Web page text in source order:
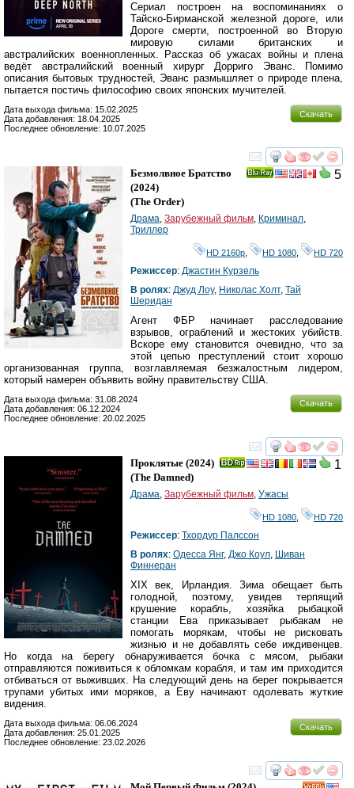
Сериал построен на воспоминаниях о
Тайско-Бирманской железной дороге, или
Дороге смерти, построенной во Вторую
мировую силами британских и
австралийских военнопленных. Рассказ об ужасах войны и плена
ведёт австралийский военный хирург Дорриго Эванс. Помимо
описания бытовых трудностей, Эванс размышляет о природе плена,
пытается постичь философию своих японских мучителей.
Скачать
Дата выхода фильма: 15.02.2025
Дата добавления: 18.04.2025
Последнее обновление: 10.07.2025
смотреть
5
Безмолвное Братство
(2024)
(The Order)
Драма, Зарубежный фильм, Криминал,
Триллер
HD 2160р HD 1080 HD 720
Режиссер: Джастин Курзель
В ролях: Джуд Лоу, Николас Холт, Тай
Шеридан
Агент ФБР начинает расследование
взрывов, ограблений и жестоких убийств.
Вскоре ему становится очевидно, что за
этой цепью преступлений стоит хорошо
организованная группа, возглавляемая безжалостным лидером,
который намерен объявить войну правительству США.
Скачать
Дата выхода фильма: 31.08.2024
Дата добавления: 06.12.2024
Последнее обновление: 20.02.2025
смотреть
1
Проклятые (2024)
(The Damned)
Драма, Зарубежный фильм, Ужасы
HD 1080 HD 720
Режиссер: Тхордур Палссон
В ролях: Одесса Янг, Джо Коул, Шиван
Финнеран
XIX век, Ирландия. Зима обещает быть
голодной, поэтому, увидев терпящий
крушение корабль, хозяйка рыбацкой
станции Ева приказывает рыбакам не
помогать морякам, чтобы не рисковать
жизнью и не добавлять себе иждивенцев.
Но когда на берегу обнаруживается бочка с мясом, рыбаки
отправляются поживиться к обломкам корабля, и там им приходится
отбиваться от выживших. На следующий день на берег покрывается
трупами убитых ими моряков, а Еву начинают одолевать жуткие
видения.
Скачать
Дата выхода фильма: 06.06.2024
Дата добавления: 25.01.2025
Последнее обновление: 23.02.2026
смотреть